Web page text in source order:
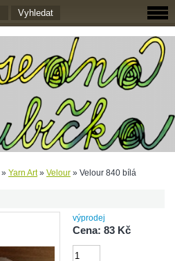
» Yarn Art» Velour » Velour 840 bílá
výprodej
Cena: 83 Kč